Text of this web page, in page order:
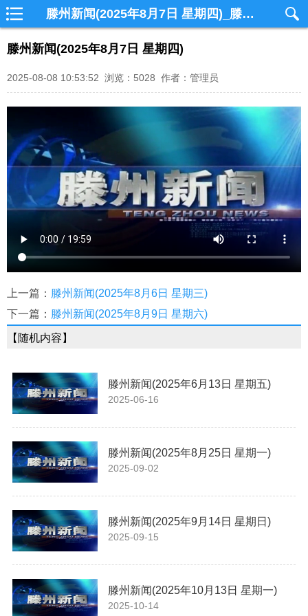
滕州新闻(2025年8月7日 星期四)_滕州网视
滕州新闻(2025年8月7日 星期四)
2025-08-08 10:53:52 浏览：5028 作者：管理员
上一篇： 滕州新闻(2025年8月6日 星期三)
下一篇： 滕州新闻(2025年8月9日 星期六)
【随机内容】
滕州新闻(2025年6月13日 星期五)
2025-06-16
滕州新闻(2025年8月25日 星期一)
2025-09-02
滕州新闻(2025年9月14日 星期日)
2025-09-15
滕州新闻(2025年10月13日 星期一)
2025-10-14